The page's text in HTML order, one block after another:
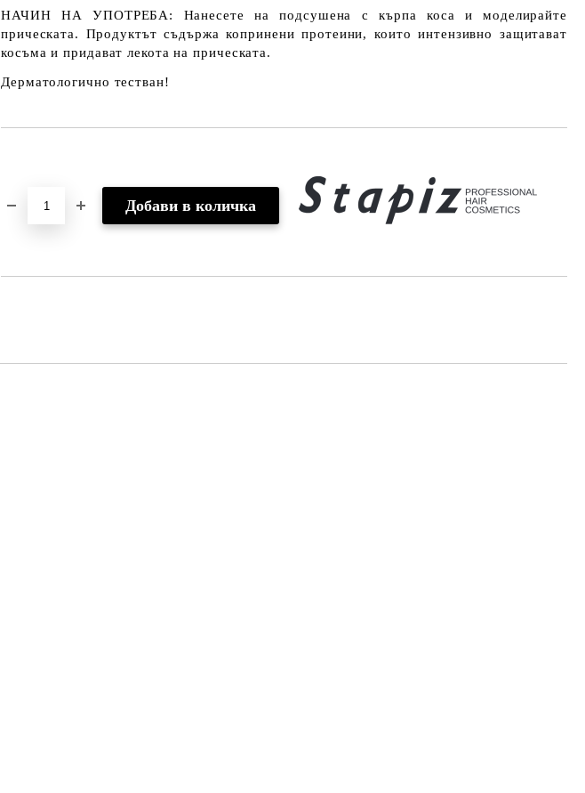
НАЧИН НА УПОТРЕБА: Нанесете на подсушена с кърпа коса и моделирайте
прическата. Продуктът съдържа копринени протеини, които интензивно защитават
косъма и придават лекота на прическата.
Дерматологично тестван!